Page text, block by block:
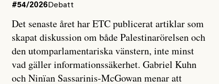
#54/2026 Debatt
Det senaste året har ETC publicerat artiklar som
skapat diskussion om både Palestinarörelsen och
den utomparlamentariska vänstern, inte minst
vad gäller informationssäkerhet. Gabriel Kuhn
och Ninïan Sassarinis-McGowan menar att